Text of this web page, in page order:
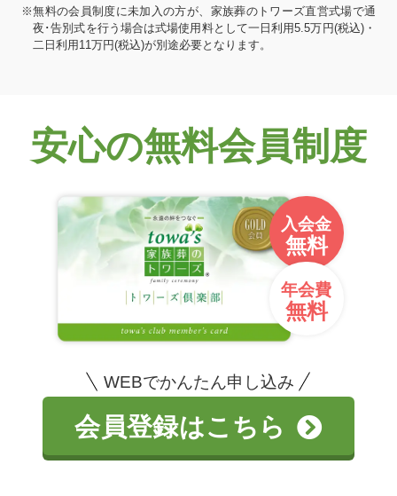
※無料の会員制度に未加入の方が、家族葬のトワーズ直営式場で通
夜･告別式を行う場合は式場使用料として一日利用5.5万円(税込)・
二日利用11万円(税込)が別途必要となります。
安心の無料会員制度
入会金
無料
年会費
無料
WEBでかんたん申し込み
会員登録はこちら